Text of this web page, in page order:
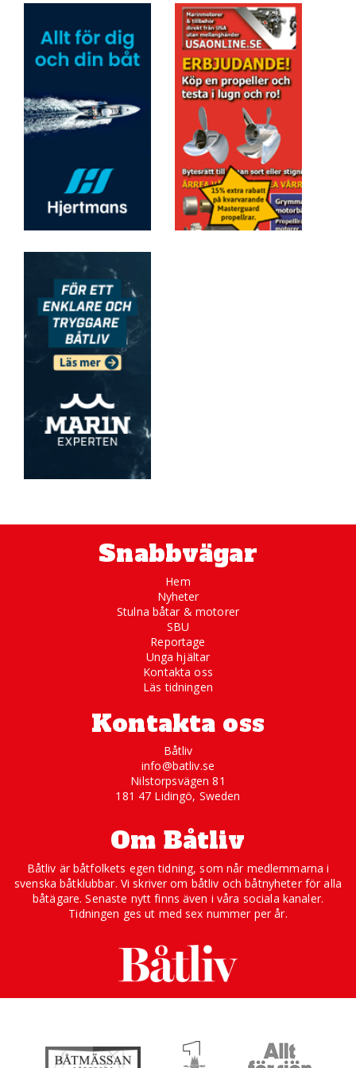
Snabbvägar
Hem
Nyheter
Stulna båtar & motorer
SBU
Reportage
Unga hjältar
Kontakta oss
Läs tidningen
Kontakta oss
Båtliv
info@batliv.se
Nilstorpsvägen 81
181 47 Lidingö, Sweden
Om Båtliv
Båtliv är båtfolkets egen tidning, som når medlemmarna i
svenska båtklubbar. Vi skriver om båtliv och båtnyheter för alla
båtägare. Senaste nytt finns även i våra sociala kanaler.
Tidningen ges ut med sex nummer per år.